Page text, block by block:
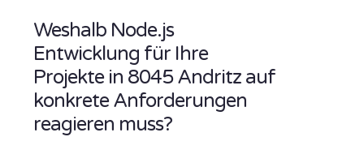
Weshalb Node.js
Entwicklung für Ihre
Projekte in 8045 Andritz auf
konkrete Anforderungen
reagieren muss?